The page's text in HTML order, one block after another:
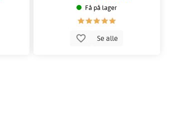
Få på lager
Se alle